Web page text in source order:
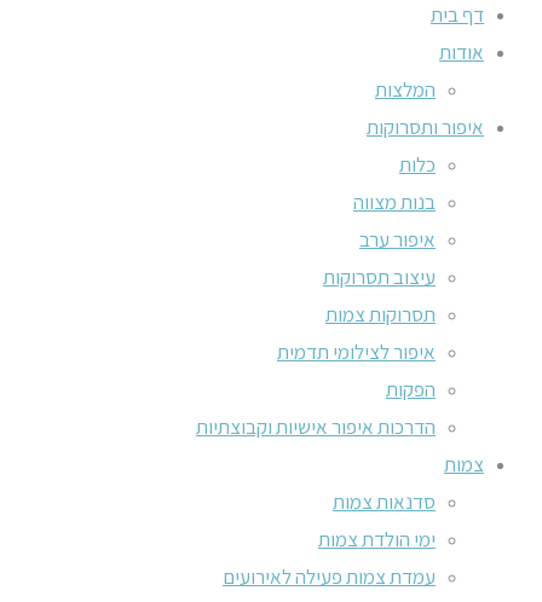
דף בית
אודות
המלצות
איפור ותסרוקות
כלות
בנות מצווה
איפור ערב
עיצוב תסרוקות
תסרוקות צמות
איפור לצילומי תדמית
הפקות
הדרכות איפור אישיות וקבוצתיות
צמות
סדנאות צמות
ימי הולדת צמות
עמדת צמות פעילה לאירועים